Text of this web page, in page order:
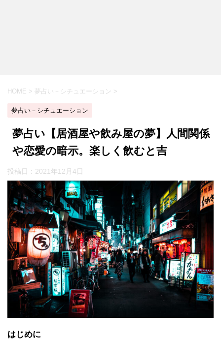
HOME > 夢占い－シチュエーション >
夢占い－シチュエーション
夢占い【居酒屋や飲み屋の夢】人間関係
や恋愛の暗示。楽しく飲むと吉
投稿日： 2021年12月4日
はじめに